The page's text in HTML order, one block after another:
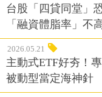
台股「四貸同堂」
「融資體脂率」不
2026.05.21
主動式ETF好夯！
被動型當定海神針